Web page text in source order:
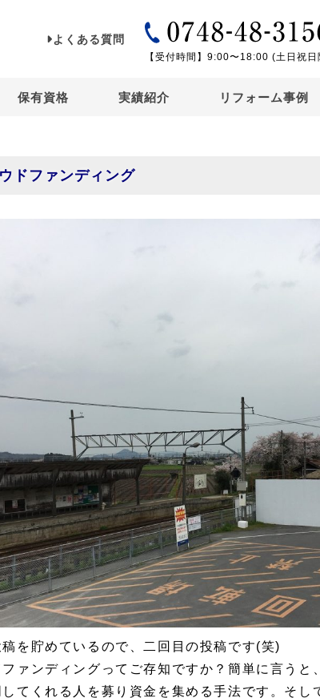
よくある質問
【受付時間】9:00〜18:00 (土日祝日
保有資格 実績紹介 リフォーム事例
ドファンディング
を貯めているので、二回目の投稿です(笑)
ファンディングってご存知ですか？簡単に言う
てくれる人を募り資金を集める手法です。そし